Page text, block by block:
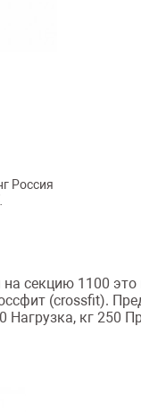
Россия
на секцию 1100
(crossfit).
кг 250